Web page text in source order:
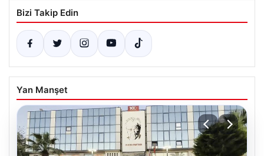
Bizi Takip Edin
Yan Manşet